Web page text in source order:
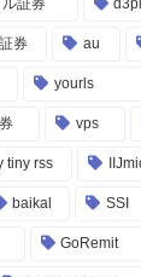
券 au
yourls
vps
tiny rss
baikal SSI
GoRemit